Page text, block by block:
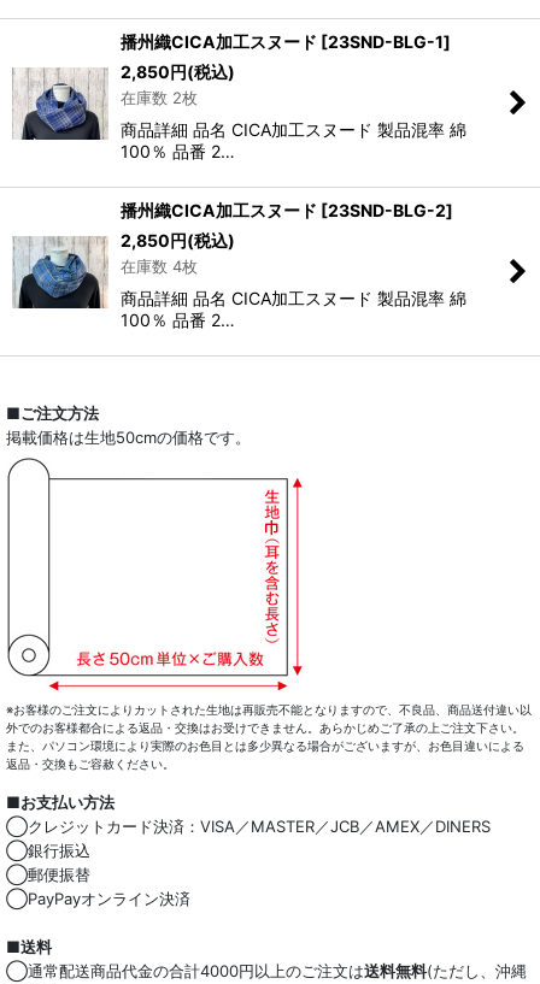
播州織CICA加工スヌード [23SND-BLG-1]
2,850円(税込)
在庫数 2枚
商品詳細 品名 CICA加工スヌード 製品混率 綿
100％ 品番 2…
播州織CICA加工スヌード [23SND-BLG-2]
2,850円(税込)
在庫数 4枚
商品詳細 品名 CICA加工スヌード 製品混率 綿
100％ 品番 2…
■ご注文方法
掲載価格は生地50cmの価格です。
※お客様のご注文によりカットされた生地は再販売不能となりますので、不良品、商品送付違い以
外でのお客様都合による返品・交換はお受けできません。あらかじめご了承の上ご注文下さい。
また、パソコン環境により実際のお色目とは多少異なる場合がございますが、お色目違いによる
返品・交換もご容赦ください。
■お支払い方法
◯クレジットカード決済：VISA／MASTER／JCB／AMEX／DINERS
◯銀行振込
◯郵便振替
◯PayPayオンライン決済
■送料
◯通常配送商品代金の合計4000円以上のご注文は送料無料(ただし、沖縄